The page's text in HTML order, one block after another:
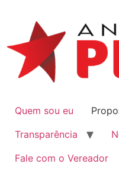
Quem sou eu
Transparência
Fale com o Vereador